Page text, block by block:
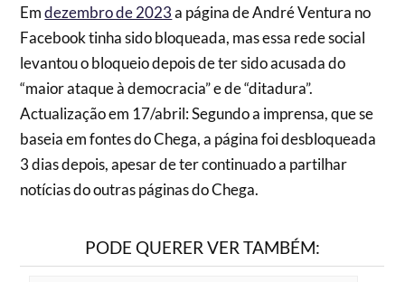
Emdezembro de 2023a página de André Ventura no
Facebook tinha sido bloqueada, mas essa rede social
levantou o bloqueio depois de ter sido acusada do
“maior ataque à democracia” e de “ditadura”.
Actualização em 17/abril: Segundo a imprensa, que se
baseia em fontes do Chega, a página foi desbloqueada
3 dias depois, apesar de ter continuado a partilhar
notícias do outras páginas do Chega.
PODE QUERER VER TAMBÉM: